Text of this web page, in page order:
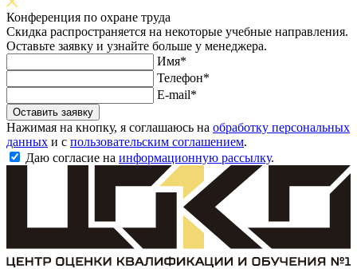
Конференция по охране труда
Скидка распространяется на некоторые учебные направления.
Оставьте заявку и узнайте больше у менеджера.
Имя*
Телефон*
E-mail*
Оставить заявку
Нажимая на кнопку, я соглашаюсь на обработку персональных
данных и с пользовательским соглашением.
Даю согласие на информационную рассылку.